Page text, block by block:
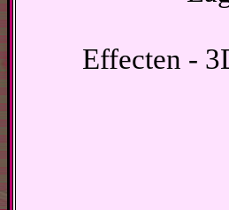
Effecten -